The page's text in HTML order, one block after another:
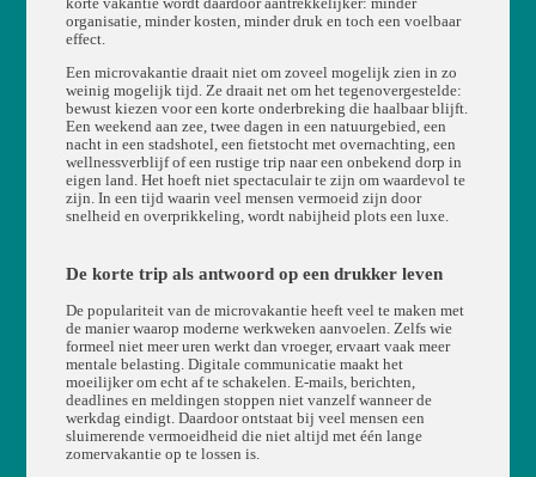
korte vakantie wordt daardoor aantrekkelijker: minder
organisatie, minder kosten, minder druk en toch een voelbaar
effect.
Een microvakantie draait niet om zoveel mogelijk zien in zo
weinig mogelijk tijd. Ze draait net om het tegenovergestelde:
bewust kiezen voor een korte onderbreking die haalbaar blijft.
Een weekend aan zee, twee dagen in een natuurgebied, een
nacht in een stadshotel, een fietstocht met overnachting, een
wellnessverblijf of een rustige trip naar een onbekend dorp in
eigen land. Het hoeft niet spectaculair te zijn om waardevol te
zijn. In een tijd waarin veel mensen vermoeid zijn door
snelheid en overprikkeling, wordt nabijheid plots een luxe.
De korte trip als antwoord op een drukker leven
De populariteit van de microvakantie heeft veel te maken met
de manier waarop moderne werkweken aanvoelen. Zelfs wie
formeel niet meer uren werkt dan vroeger, ervaart vaak meer
mentale belasting. Digitale communicatie maakt het
moeilijker om echt af te schakelen. E-mails, berichten,
deadlines en meldingen stoppen niet vanzelf wanneer de
werkdag eindigt. Daardoor ontstaat bij veel mensen een
sluimerende vermoeidheid die niet altijd met één lange
zomervakantie op te lossen is.